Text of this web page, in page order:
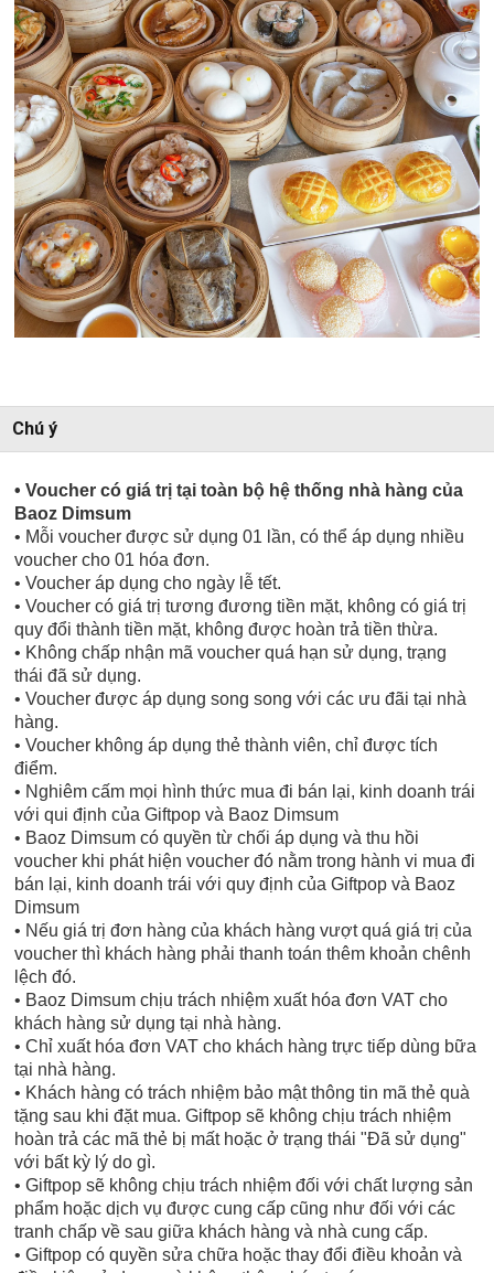
Chú ý
• Voucher có giá trị tại toàn bộ hệ thống nhà hàng của
Baoz Dimsum
• Mỗi voucher được sử dụng 01 lần, có thể áp dụng nhiều
voucher cho 01 hóa đơn.
• Voucher áp dụng cho ngày lễ tết.
• Voucher có giá trị tương đương tiền mặt, không có giá trị
quy đổi thành tiền mặt, không được hoàn trả tiền thừa.
• Không chấp nhận mã voucher quá hạn sử dụng, trạng
thái đã sử dụng.
• Voucher được áp dụng song song với các ưu đãi tại nhà
hàng.
• Voucher không áp dụng thẻ thành viên, chỉ được tích
điểm.
• Nghiêm cấm mọi hình thức mua đi bán lại, kinh doanh trái
với qui định của Giftpop và Baoz Dimsum
• Baoz Dimsum có quyền từ chối áp dụng và thu hồi
voucher khi phát hiện voucher đó nằm trong hành vi mua đi
bán lại, kinh doanh trái với quy định của Giftpop và Baoz
Dimsum
• Nếu giá trị đơn hàng của khách hàng vượt quá giá trị của
voucher thì khách hàng phải thanh toán thêm khoản chênh
lệch đó.
• Baoz Dimsum chịu trách nhiệm xuất hóa đơn VAT cho
khách hàng sử dụng tại nhà hàng.
• Chỉ xuất hóa đơn VAT cho khách hàng trực tiếp dùng bữa
tại nhà hàng.
• Khách hàng có trách nhiệm bảo mật thông tin mã thẻ quà
tặng sau khi đặt mua. Giftpop sẽ không chịu trách nhiệm
hoàn trả các mã thẻ bị mất hoặc ở trạng thái "Đã sử dụng"
với bất kỳ lý do gì.
• Giftpop sẽ không chịu trách nhiệm đối với chất lượng sản
phẩm hoặc dịch vụ được cung cấp cũng như đối với các
tranh chấp về sau giữa khách hàng và nhà cung cấp.
• Giftpop có quyền sửa chữa hoặc thay đổi điều khoản và